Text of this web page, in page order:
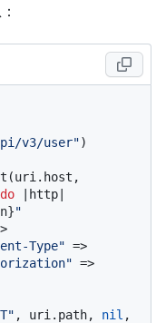
v3/user")
do http
"
Type"
=>
, uri.path, nil ,